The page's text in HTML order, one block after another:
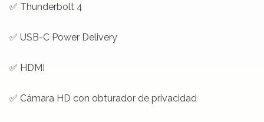
✅ Thunderbolt 4
✅ USB-C Power Delivery
✅ HDMI
✅ Cámara HD con obturador de privacidad